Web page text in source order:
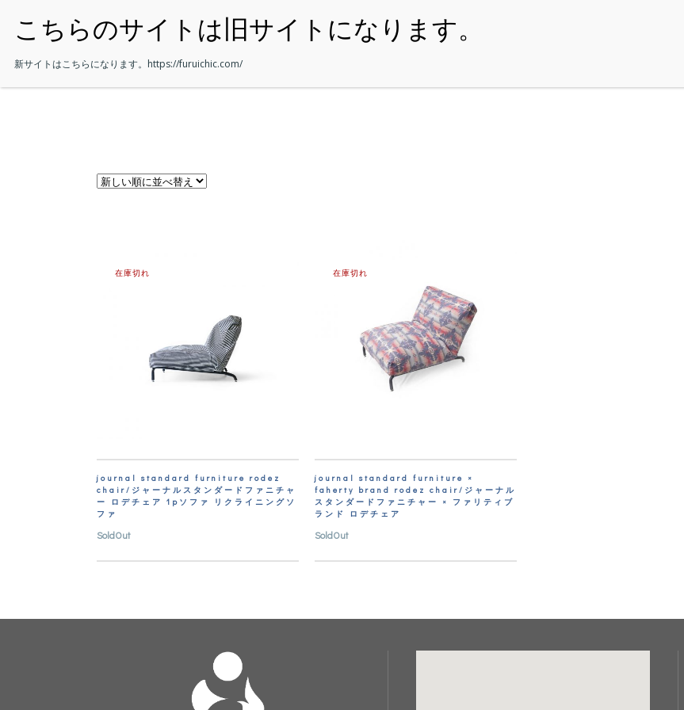
・HOME ・ITEM ・SHOPPING-GUIDE
在庫切れ
journal standard furniture rodez
chair/ジャーナルスタンダードファニチャ
ー ロデチェア 1pソファ リクライニングソ
ファ
SoldOut
在庫切れ
journal standard furniture ×
faherty brand rodez chair/ジャーナル
スタンダードファニチャー × ファリティブ
ランド ロデチェア
SoldOut
新サイトはこちらになります。 https://furuichic.com/